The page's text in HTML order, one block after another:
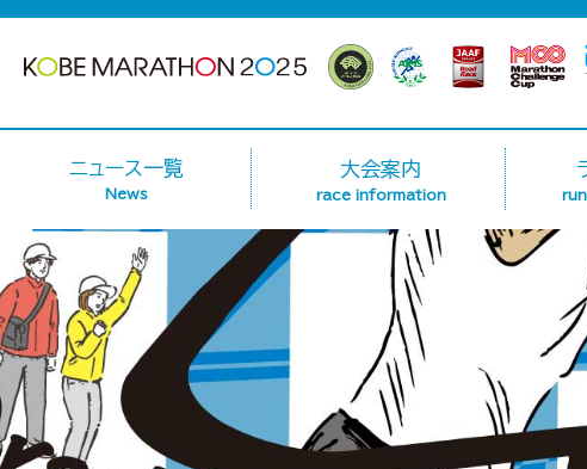
ニュース一覧
News
大会案内
race information